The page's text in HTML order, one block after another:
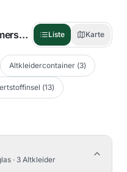
M (28
Liste Karte
Altkleidercontainer (3)
(13)
· 3 Altkleider